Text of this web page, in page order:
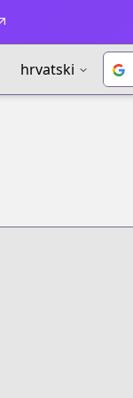
hrvatski